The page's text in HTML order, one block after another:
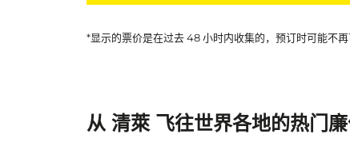
*显示的票价是在过去 48 小时内收集的，预订时可能不
从 清萊 飞往世界各地的热门